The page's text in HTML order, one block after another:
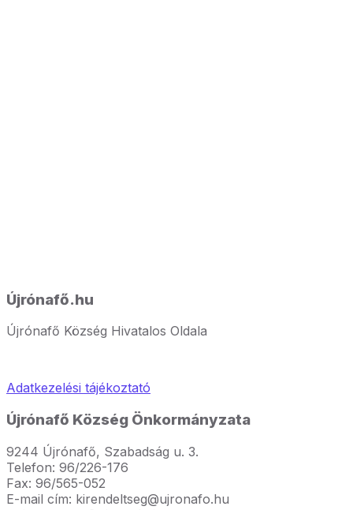
Újrónafő.hu
Újrónafő Község Hivatalos Oldala
Adatkezelési tájékoztató
Újrónafő Község Önkormányzata
9244 Újrónafő, Szabadság u. 3.
Telefon: 96/226-176
Fax: 96/565-052
E-mail cím: kirendeltseg@ujronafo.hu